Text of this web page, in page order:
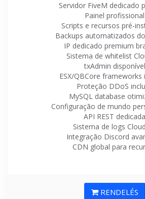
Servidor FiveM dedicado
Painel profissional
Scripts e recursos pré-
Backups automatizados
IP dedicado premium
Sistema de whitelist
txAdmin disponível
ESX/QBCore frameworks
Proteção DDoS
MySQL database
Configuração de mundo
API REST dedicada
Sistema de logs
Integração Discord
CDN global para
RENDELÉS